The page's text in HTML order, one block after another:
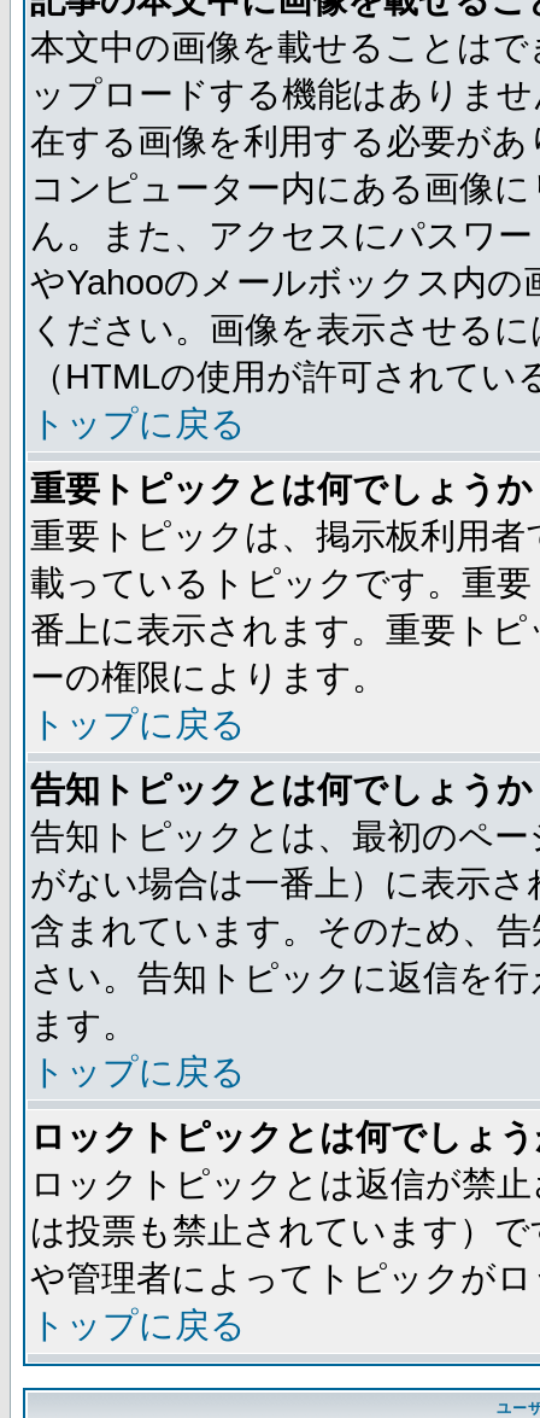
本文中の画像を載せることは
ップロードする機能はありま
在する画像を利用する必要が
コンピューター内にある画像
ん。また、アクセスにパスワ
やYahooのメールボックス内
ください。画像を表示させる
（HTMLの使用が許可されて
トップに戻る
重要トピックとは何でしょうか
重要トピックは、掲示板利用
載っているトピックです。重
番上に表示されます。重要ト
ーの権限によります。
トップに戻る
告知トピックとは何でしょうか
告知トピックとは、最初のペ
がない場合は一番上）に表示
含まれています。そのため、
さい。告知トピックに返信を
ます。
トップに戻る
ロックトピックとは何でしょ
ロックトピックとは返信が禁
は投票も禁止されています）
や管理者によってトピックが
トップに戻る
ユー